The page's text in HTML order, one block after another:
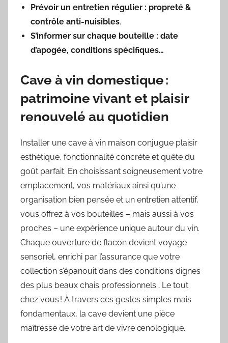
Prévoir un entretien régulier : propreté &
contrôle anti-nuisibles.
S’informer sur chaque bouteille : date
d’apogée, conditions spécifiques…
Cave à vin domestique :
patrimoine vivant et plaisir
renouvelé au quotidien
Installer une cave à vin maison conjugue plaisir
esthétique, fonctionnalité concrète et quête du
goût parfait. En choisissant soigneusement votre
emplacement, vos matériaux ainsi qu’une
organisation bien pensée et un entretien attentif,
vous offrez à vos bouteilles – mais aussi à vos
proches – une expérience unique autour du vin.
Chaque ouverture de flacon devient voyage
sensoriel, enrichi par l’assurance que votre
collection s’épanouit dans des conditions dignes
des plus beaux chais professionnels… Le tout
chez vous ! À travers ces gestes simples mais
fondamentaux, la cave devient une pièce
maîtresse de votre art de vivre œnologique.